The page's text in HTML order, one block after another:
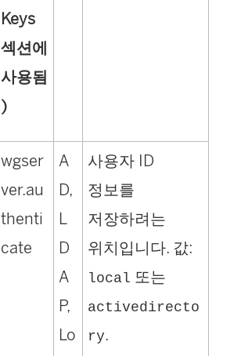
Keys
섹션에
사용됨
)
wgser
ver.au
thenti
cate
A
D,
L
D
A
P,
Lo
사용자 ID
정보를
저장하려는
위치입니다. 값:
local 또는
activedirecto
ry.